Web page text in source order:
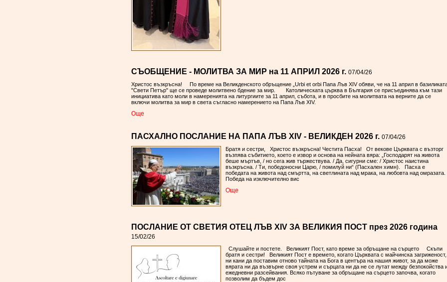
СЪОБЩЕНИЕ - МОЛИТВА ЗА МИР на 11 АПРИЛ 2026 г. 07/04/26
Христос възкръсна! По време на Великденското обръщение „Urbi et orbi Папа Лъв XIV обяви, че на 11 април в
"Свети Петър" ще се проведе молитвено бдение за мир. Католическата църква в България се присъединява към тази
инициатива като моли в намеренията на литургиите за 11 април, събота, и в просбите на молитвата на верните да се
включи молитва за мир в света съгласно намерението на Папа Лъв XIV.
Oще
ПАСХАЛНО ПОСЛАНИЕ НА ПАПА ЛЪВ XIV - ВЕЛИКДЕН 2026 г. 07/04/26
Братя и сестри, Христос възкръсна! Честита Пасха! От векове Църквата с възторг
възпява събитието, което е извор и основа на нейната вяра: „Господарят на живота
беше мъртъв, / но сега жив тържествува. / Да, сигурни сме: / Христос наистина
възкръсна. / Ти, победоносни Царю, / помилуй ни“ (Пасхален химн). Пасха е
победата на живота над смъртта, на светлината над мрака, на любовта над омразата.
Победа на изключително вис
Oще
ПОСЛАНИЕ ОТ СВЕТИЯ ОТЕЦ ЛЪВ XIV ЗА ВЕЛИКИЯ ПОСТ през 2026 година
15/02/26
Слушайте и постете. Великият Пост, като време за обръщане на сърцето Скъпи
братя и сестри! Великият Пост е времето, когато Църквата с майчинска загриженост,
ни кани да поставим отново тайната на Бога в центъра на нашия живот, за да може
вярата ни да възвърне своя устрем и сърцата ни да не се лутат между безпокойства
ежедневни разсейвания. Всяко пътуване за обръщане на сърцето започва, когато
позволим да бъдем дос